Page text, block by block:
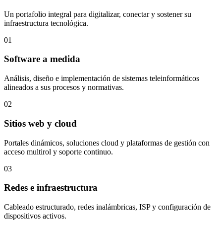
Un portafolio integral para digitalizar, conectar y sostener su
infraestructura tecnológica.
01
Software a medida
Análisis, diseño e implementación de sistemas teleinformáticos
alineados a sus procesos y normativas.
02
Sitios web y cloud
Portales dinámicos, soluciones cloud y plataformas de gestión con
acceso multirol y soporte continuo.
03
Redes e infraestructura
Cableado estructurado, redes inalámbricas, ISP y configuración de
dispositivos activos.